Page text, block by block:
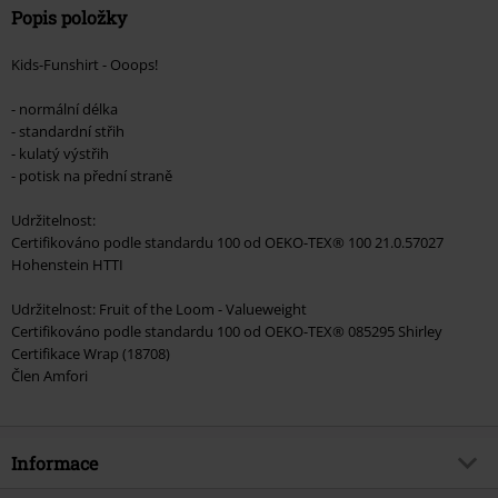
Popis položky
Kids-Funshirt - Ooops!
- normální délka
- standardní střih
- kulatý výstřih
- potisk na přední straně
Udržitelnost:
Certifikováno podle standardu 100 od OEKO-TEX® 100 21.0.57027
Hohenstein HTTI
Udržitelnost: Fruit of the Loom - Valueweight
Certifikováno podle standardu 100 od OEKO-TEX® 085295 Shirley
Certifikace Wrap (18708)
Člen Amfori
Informace